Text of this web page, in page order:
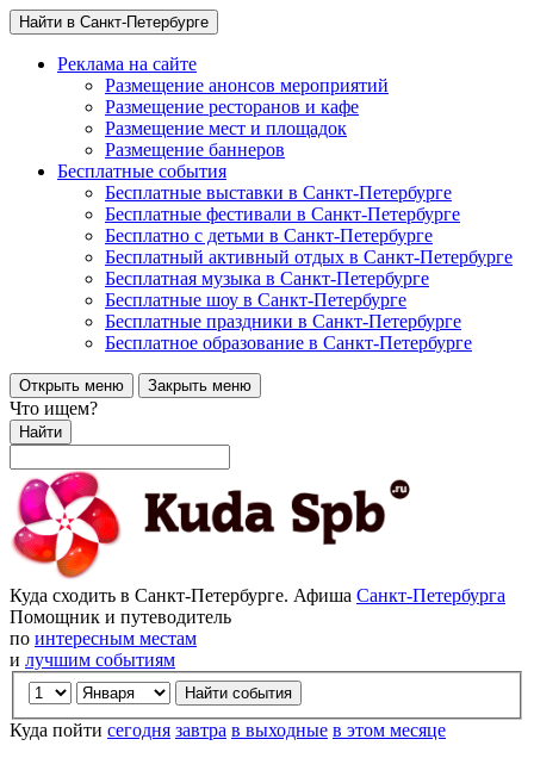
Найти в Санкт-Петербурге
Реклама на сайте
Размещение анонсов мероприятий
Размещение ресторанов и кафе
Размещение мест и площадок
Размещение баннеров
Бесплатные события
Бесплатные выставки в Санкт-Петербурге
Бесплатные фестивали в Санкт-Петербурге
Бесплатно с детьми в Санкт-Петербурге
Бесплатный активный отдых в Санкт-Петербурге
Бесплатная музыка в Санкт-Петербурге
Бесплатные шоу в Санкт-Петербурге
Бесплатные праздники в Санкт-Петербурге
Бесплатное образование в Санкт-Петербурге
Открыть меню Закрыть меню
Что ищем?
Найти
Куда сходить в Санкт-Петербурге. Афиша Санкт-Петербурга
Помощник и путеводитель
по интересным местам
и лучшим событиям
Куда пойти сегодня завтра в выходные в этом месяце